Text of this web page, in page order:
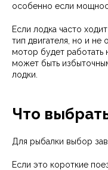
особенно если
Если лодка часто
тип двигателя, но и
мотор будет
может быть
лодки.
Что
Для рыбалки выбор
Если это короткие